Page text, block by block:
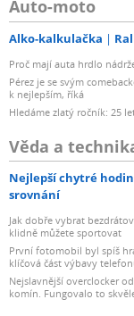
Auto-moto
Alko-kalkulačka
Proč mají auta hrdlo
Pérez je se svým
k nejlepším, říká
Hledáme zlatý ročník: 25
Věda a
Nejlepší chytré
srovnání
Jak dobře vybrat
klidně můžete sportovat
První fotomobil byl spíš
klíčová část výbavy
Nejslavnější overclocker
komín. Fungovalo to